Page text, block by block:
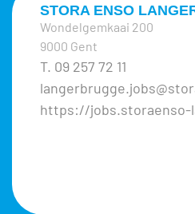
STORA ENSO
Wondelgemkaai 200
9000 Gent
T. 09 257 72 11
https://jobs.storaenso-